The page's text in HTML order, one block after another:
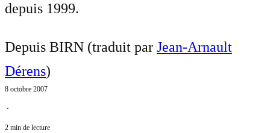
depuis 1999.
Depuis BIRN (traduit par Jean-Arnault
Dérens)
8 octobre 2007
⋅
2 min de lecture